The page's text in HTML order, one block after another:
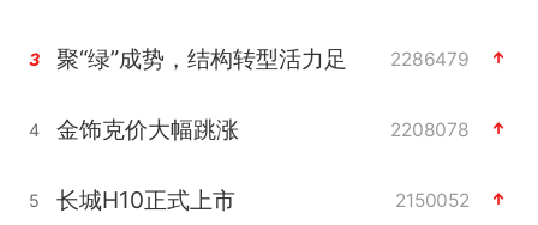
3 聚“绿”成势，结构转型活力足 2286479
4 金饰克价大幅跳涨 2208078
5 长城H10正式上市 2150052